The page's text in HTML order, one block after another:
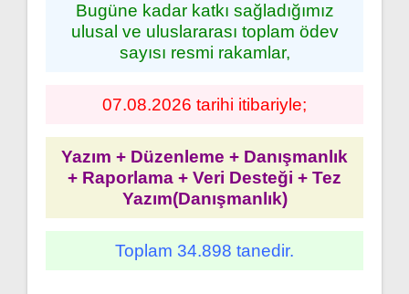
Bugüne kadar katkı sağladığımız
ulusal ve uluslararası toplam ödev
sayısı resmi rakamlar,
07.08.2026 tarihi itibariyle;
Yazım + Düzenleme + Danışmanlık
+ Raporlama + Veri Desteği + Tez
Yazım(Danışmanlık)
Toplam 34.898 tanedir.